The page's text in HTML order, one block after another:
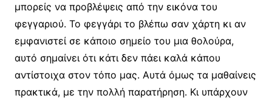
μπορείς να προβλέψεις από την εικόνα του
φεγγαριού. Το φεγγάρι το βλέπω σαν χάρτη κι αν
εμφανιστεί σε κάποιο σημείο του μια θολούρα,
αυτό σημαίνει ότι κάτι δεν πάει καλά κάπου
αντίστοιχα στον τόπο μας. Αυτά όμως τα μαθαίνεις
πρακτικά, με την πολλή παρατήρηση. Κι υπάρχουν